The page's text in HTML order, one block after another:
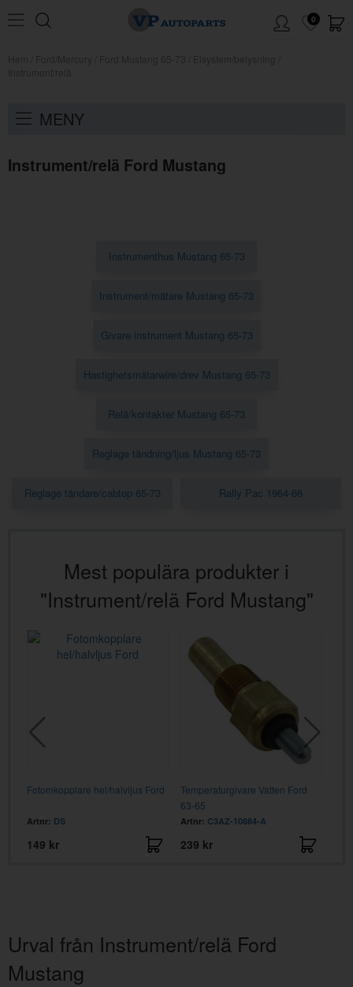
0
MENY
Instrument/relä Ford Mustang
Instrumenthus Mustang 65-73
Instrument/mätare Mustang 65-73
Givare instrument Mustang 65-73
Hastighetsmätarwire/drev Mustang 65-73
Relä/kontakter Mustang 65-73
Reglage tändning/ljus Mustang 65-73
Reglage tändare/cabtop 65-73 Rally Pac 1964-66
Mest populära produkter i
"Instrument/relä Ford Mustang"
Fotomkopplare hel/halvljus Ford
Artnr: DS
149 kr
Temperaturgivare Vatten Ford
63-65
Artnr: C3AZ-10884-A
239 kr
Urval från Instrument/relä Ford
Mustang